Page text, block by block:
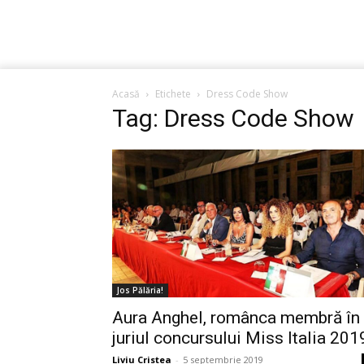
Acasă Etichete Dress Code Show
Tag: Dress Code Show
Jos Pălăria!
Aura Anghel, românca membră în
juriul concursului Miss Italia
Liviu Cristea - 5 septembrie 2019